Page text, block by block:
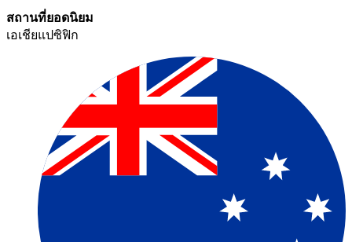
สถานที่ยอดนิยม​​
เอเชียแปซิฟิก​​